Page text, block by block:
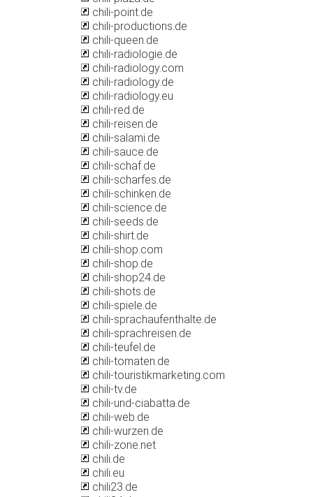
chili-point.de
chili-productions.de
chili-queen.de
chili-radiologie.de
chili-radiology.com
chili-radiology.de
chili-radiology.eu
chili-red.de
chili-reisen.de
chili-salami.de
chili-sauce.de
chili-schaf.de
chili-scharfes.de
chili-schinken.de
chili-science.de
chili-seeds.de
chili-shirt.de
chili-shop.com
chili-shop.de
chili-shop24.de
chili-shots.de
chili-spiele.de
chili-sprachaufenthalte.de
chili-sprachreisen.de
chili-teufel.de
chili-tomaten.de
chili-touristikmarketing.com
chili-tv.de
chili-und-ciabatta.de
chili-web.de
chili-wurzen.de
chili-zone.net
chili.de
chili.eu
chili23.de